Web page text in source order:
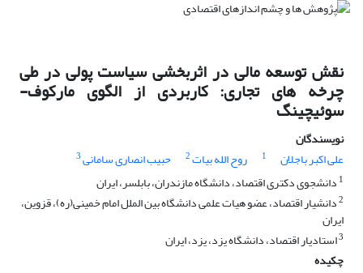
نقش توسعه مالی در اثربخشی سیاست پولی در طی
چرخه های تجاری: کاربردی از الگوی مارکوف-
سوئیچینگ
نویسندگان
علی اکبر باجلان
1 روح الله بیات2 حبیب انصاری سامانی3
1 دانشجوی دکتری اقتصاد، دانشگاه مازندران، بابلسر، ایران
2دانشیار اقتصاد، عضو هیات علمی دانشگاه بین الملل امام خمینی(ره)، قزوین،
ایران
3استادیار اقتصاد، دانشگاه یزد، یزد، ایران
چکیده